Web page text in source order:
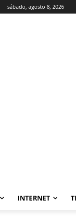
sábado, agosto 8, 2026
INTERNET